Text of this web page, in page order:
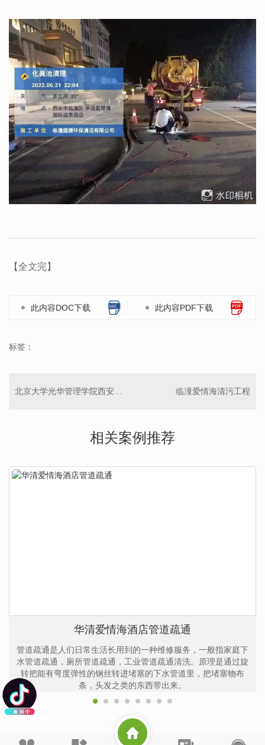
【全文完】
此内容DOC下载 此内容PDF下载
标签：
北京大学光华管理学院西安分院 临潼爱情海清污工程
相关案例推荐
华清爱情海酒店管道疏通
管道疏通是人们日常生活长用到的一种维修服务，一般指家庭下
水管道疏通，厕所管道疏通，工业管道疏通清洗。原理是通过旋
转把能有弯度弹性的钢丝转进堵塞的下水管道里，把堵塞物布
条，头发之类的东西带出来。